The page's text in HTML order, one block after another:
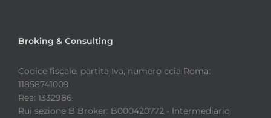
Broking & Consulting
Codice fiscale, partita Iva, numero ccia Roma:
11858741009
Rea: 1332986
Rui sezione B Broker: B000420772 - Intermediario